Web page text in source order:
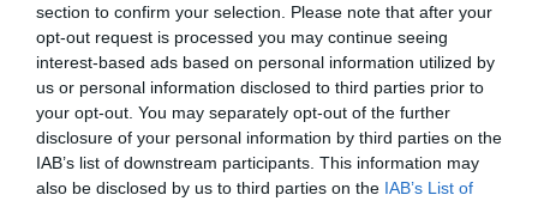
section to confirm your selection. Please note that after your
opt-out request is processed you may continue seeing
interest-based ads based on personal information utilized by
us or personal information disclosed to third parties prior to
your opt-out. You may separately opt-out of the further
disclosure of your personal information by third parties on the
IAB’s list of downstream participants. This information may
also be disclosed by us to third parties on the IAB’s List of
προχώρησα σε εμπεριστατωμένη Προμελέτη,
υποδεικνύοντας μέσα από χαρτογραφικά
διαγράμματα 3 εντελώς διαφορετικές – και
κατά πολύ καταλληλότερες θέσεις. Αυτές ,
μαζί με άλλες 15 προτάσεις μου για Έργα
Βιώσιμης Ανάπτυξης που χρειαζόταν η Άνδρος